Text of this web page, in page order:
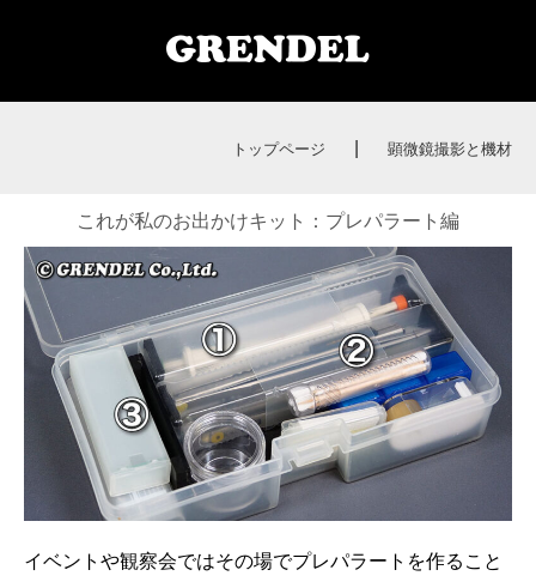
トップページ | 顕微鏡撮影と機材
これが私のお出かけキット：プレパラート編
イベントや観察会ではその場でプレパラートを作ること